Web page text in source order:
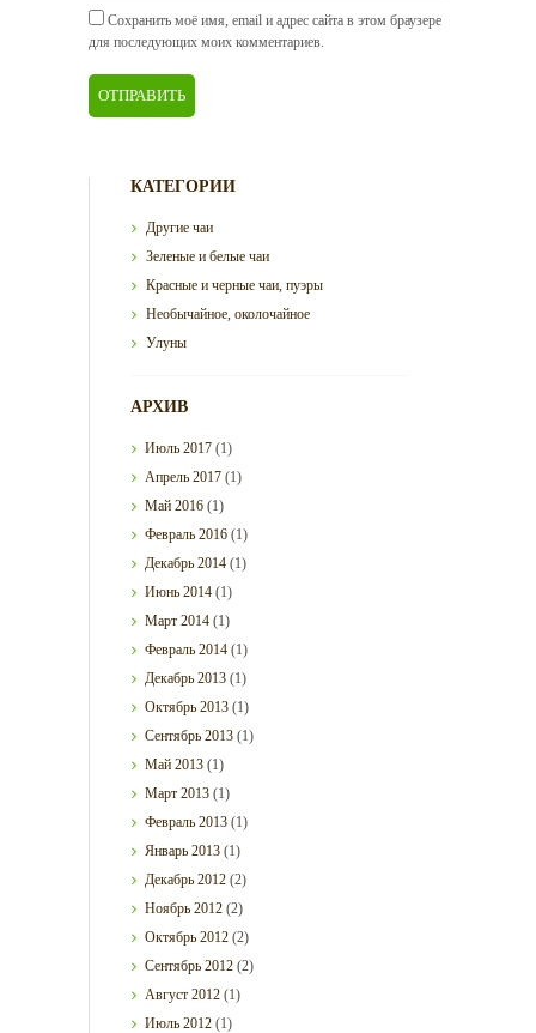
Сохранить моё имя, email и адрес сайта в этом браузере
для последующих моих комментариев.
КАТЕГОРИИ
Другие чаи
Зеленые и белые чаи
Красные и черные чаи, пуэры
Необычайное, околочайное
Улуны
АРХИВ
Июль2017 (1)
Апрель2017 (1)
Май2016 (1)
Февраль2016 (1)
Декабрь2014 (1)
Июнь2014 (1)
Март2014 (1)
Февраль2014 (1)
Декабрь2013 (1)
Октябрь2013 (1)
Сентябрь2013 (1)
Май2013 (1)
Март2013 (1)
Февраль2013 (1)
Январь2013 (1)
Декабрь2012 (2)
Ноябрь2012 (2)
Октябрь2012 (2)
Сентябрь2012 (2)
Август2012 (1)
Июль2012 (1)